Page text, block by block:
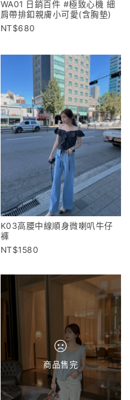
WA01 日銷百件 #極致心機 細
肩帶排釦親膚小可愛(含胸墊)
680
K03高腰中線順身微喇叭牛仔
褲
1580
商品售完